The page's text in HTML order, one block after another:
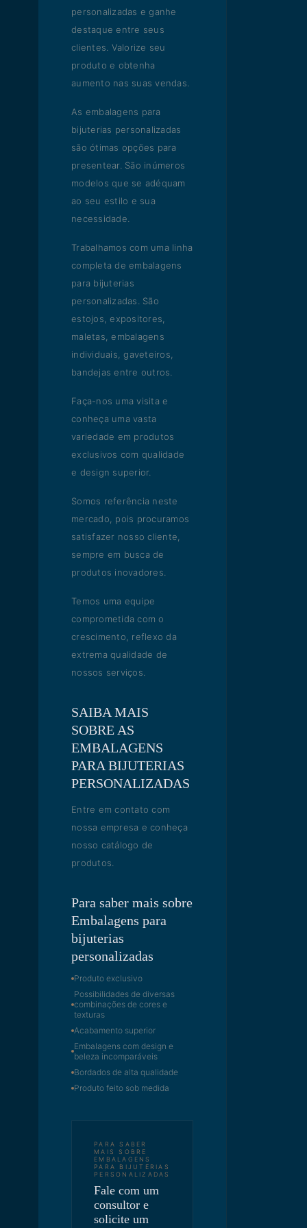
personalizadas e ganhe
destaque entre seus
clientes. Valorize seu
produto e obtenha
aumento nas suas vendas.
As embalagens para
bijuterias personalizadas
são ótimas opções para
presentear. São inúmeros
modelos que se adéquam
ao seu estilo e sua
necessidade.
Trabalhamos com uma linha
completa de embalagens
para bijuterias
personalizadas. São
estojos, expositores,
maletas, embalagens
individuais, gaveteiros,
bandejas entre outros.
Faça-nos uma visita e
conheça uma vasta
variedade em produtos
exclusivos com qualidade
e design superior.
Somos referência neste
mercado, pois procuramos
satisfazer nosso cliente,
sempre em busca de
produtos inovadores.
Temos uma equipe
comprometida com o
crescimento, reflexo da
extrema qualidade de
nossos serviços.
SAIBA MAIS
SOBRE AS
EMBALAGENS
PARA BIJUTERIAS
PERSONALIZADAS
Entre em contato com
nossa empresa e conheça
nosso catálogo de
produtos.
Para saber mais sobre
Embalagens para
bijuterias
personalizadas
Produto exclusivo
Possibilidades de diversas
combinações de cores e
texturas
Acabamento superior
Embalagens com design e
beleza incomparáveis
Bordados de alta qualidade
Produto feito sob medida
PARA SABER
MAIS SOBRE
EMBALAGENS
PARA BIJUTERIAS
PERSONALIZADAS
Fale com um
consultor e
solicite um